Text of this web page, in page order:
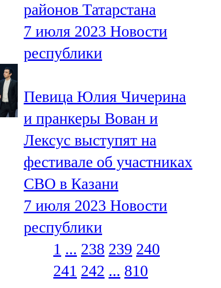
районов Татарстана
7 июля 2023 Новости
республики
Певица Юлия Чичерина
и пранкеры Вован и
Лексус выступят на
фестивале об участниках
СВО в Казани
7 июля 2023 Новости
республики
1 ... 238 239 240
241 242 ... 810